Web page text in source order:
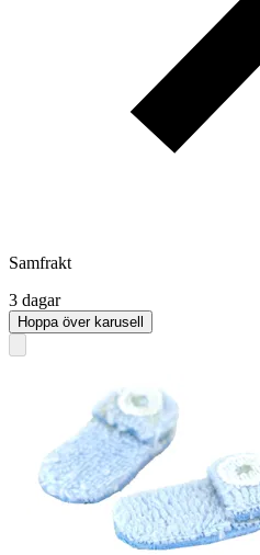
Samfrakt
3 dagar
Hoppa över karusell